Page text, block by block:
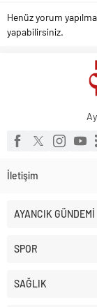
Henüz yorum
yapabilirsiniz.
İletişim
AYANCIK GÜNDEMİ
SPOR
SAĞLIK